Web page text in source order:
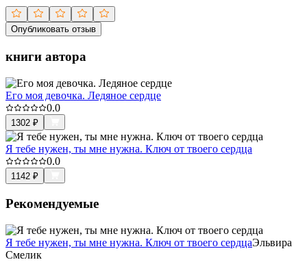
Опубликовать отзыв
книги автора
Его моя девочка. Ледяное сердце
0.0
1302 ₽
Я тебе нужен, ты мне нужна. Ключ от твоего сердца
0.0
1142 ₽
Рекомендуемые
Я тебе нужен, ты мне нужна. Ключ от твоего сердцаЭльвира
Смелик